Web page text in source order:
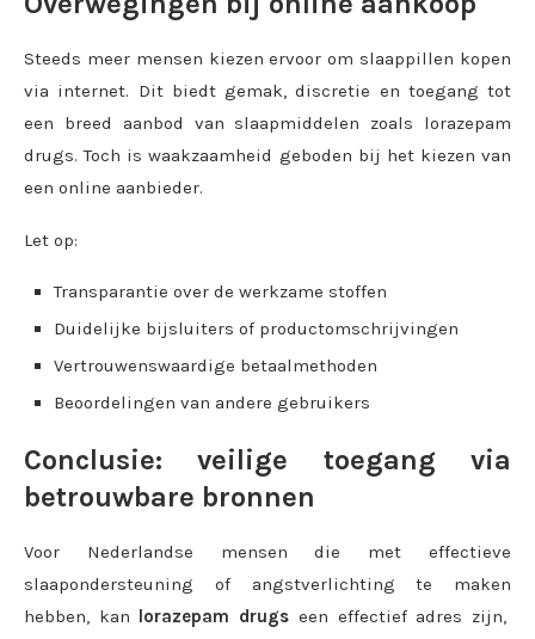
Steeds meer mensen kiezen ervoor om slaappillen kopen
via internet. Dit biedt gemak, discretie en toegang tot
een breed aanbod van slaapmiddelen zoals lorazepam
drugs. Toch is waakzaamheid geboden bij het kiezen van
een online aanbieder.
Let op:
Transparantie over de werkzame stoffen
Duidelijke bijsluiters of productomschrijvingen
Vertrouwenswaardige betaalmethoden
Beoordelingen van andere gebruikers
Conclusie: veilige toegang via
betrouwbare bronnen
Voor Nederlandse mensen die met effectieve
slaapondersteuning of angstverlichting te maken
hebben, kan lorazepam drugs een effectief adres zijn,